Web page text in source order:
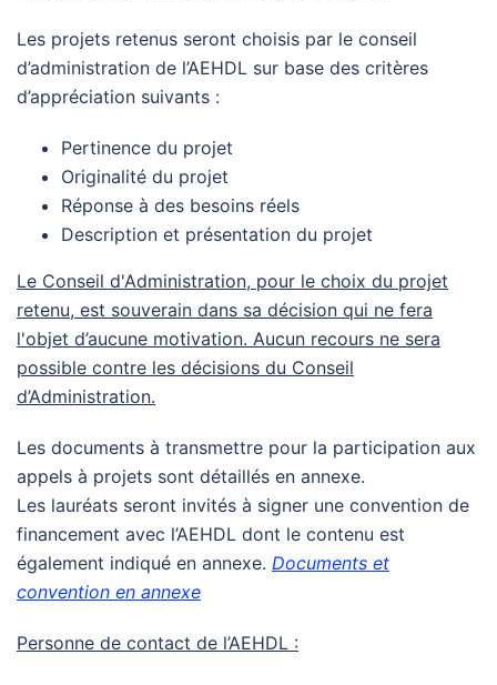
Les projets retenus seront choisis par le conseil
d’administration de l’AEHDL sur base des critères
d’appréciation suivants :
Pertinence du projet
Originalité du projet
Réponse à des besoins réels
Description et présentation du projet
Le Conseil d'Administration, pour le choix du projet
retenu, est souverain dans sa décision qui ne fera
l'objet d’aucune motivation. Aucun recours ne sera
possible contre les décisions du Conseil
d’Administration.
Les documents à transmettre pour la participation aux
appels à projets sont détaillés en annexe.
Les lauréats seront invités à signer une convention de
financement avec l’AEHDL dont le contenu est
également indiqué en annexe. Documents et
convention en annexe
Personne de contact de l’AEHDL :